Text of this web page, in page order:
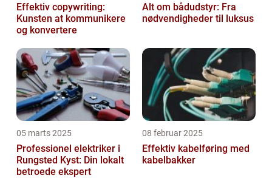
Effektiv copywriting:
Kunsten at kommunikere
og konvertere
Alt om bådudstyr: Fra
nødvendigheder til luksus
05 marts 2025
Professionel elektriker i
Rungsted Kyst: Din lokalt
betroede ekspert
08 februar 2025
Effektiv kabelføring med
kabelbakker